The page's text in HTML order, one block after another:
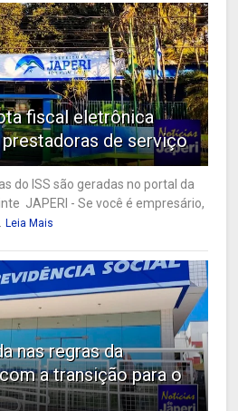
fiscal eletrônica
de serviço
do ISS são geradas no portal da
JAPERI - Se você é empresário,
Leia Mais
nas regras da
a transição para o